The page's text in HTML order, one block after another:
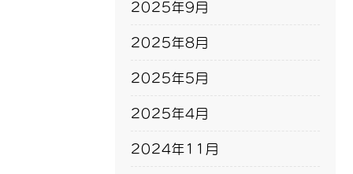
2025年9月
2025年8月
2025年5月
2025年4月
2024年11月